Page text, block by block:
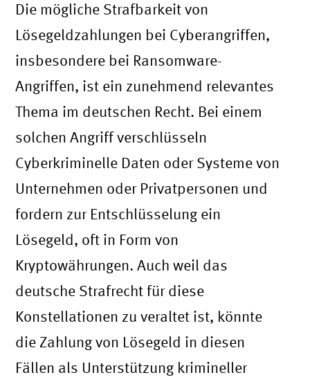
Die mögliche Strafbarkeit von
Lösegeldzahlungen bei Cyberangriffen,
insbesondere bei Ransomware-
Angriffen, ist ein zunehmend relevantes
Thema im deutschen Recht. Bei einem
solchen Angriff verschlüsseln
Cyberkriminelle Daten oder Systeme von
Unternehmen oder Privatpersonen und
fordern zur Entschlüsselung ein
Lösegeld, oft in Form von
Kryptowährungen. Auch weil das
deutsche Strafrecht für diese
Konstellationen zu veraltet ist, könnte
die Zahlung von Lösegeld in diesen
Fällen als Unterstützung krimineller